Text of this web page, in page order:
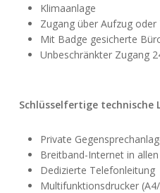
Klimaanlage
Zugang über Aufzug oder
Mit Badge gesicherte
Unbeschränkter Zugang
Schlüsselfertige technische
Private
Breitband-Internet in
Dedizierte Telefonleitung
Multifunktionsdrucker